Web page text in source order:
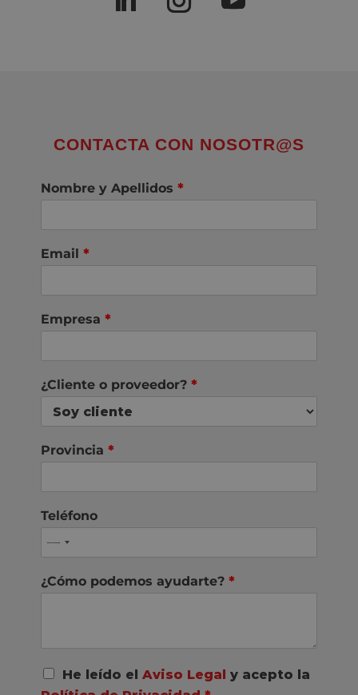
CONTACTA CON NOSOTR@S
Nombre y Apellidos *
Email *
Empresa *
¿Cliente o proveedor? *
Provincia *
Teléfono
¿Cómo podemos ayudarte? *
A
c
He leído el Aviso Legal y acepto la